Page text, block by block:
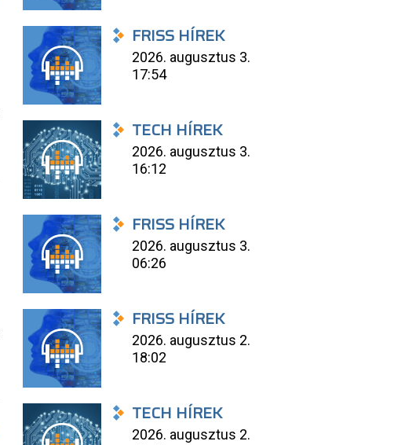
FRISS HÍREK
2026. augusztus 3.
17:54
TECH HÍREK
2026. augusztus 3.
16:12
FRISS HÍREK
2026. augusztus 3.
06:26
FRISS HÍREK
2026. augusztus 2.
18:02
TECH HÍREK
2026. augusztus 2.